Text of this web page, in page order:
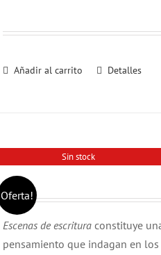
Añadir al carrito Detalles
Sin stock
Oferta!
Escenas de escritura constituye
pensamiento que indagan en